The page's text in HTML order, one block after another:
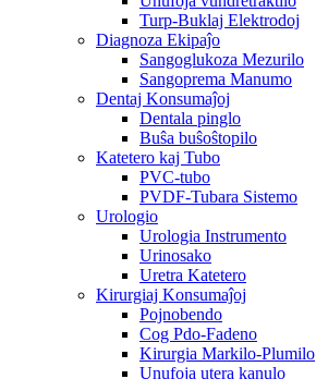
Turp-Buklaj Elektrodoj
Diagnoza Ekipaĵo
Sangoglukoza Mezurilo
Sangoprema Manumo
Dentaj Konsumaĵoj
Dentala pinglo
Buŝa buŝoŝtopilo
Katetero kaj Tubo
PVC-tubo
PVDF-Tubara Sistemo
Urologio
Urologia Instrumento
Urinosako
Uretra Katetero
Kirurgiaj Konsumaĵoj
Pojnobendo
Cog Pdo-Fadeno
Kirurgia Markilo-Plumilo
Unufoja utera kanulo